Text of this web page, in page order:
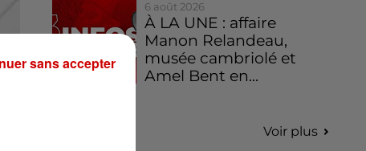
6 août 2026
À LA UNE : affaire
Manon Relandeau,
musée cambriolé et
Amel Bent en...
Voir plus
sans accepter